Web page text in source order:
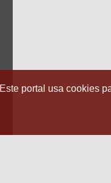
Este portal usa cookies